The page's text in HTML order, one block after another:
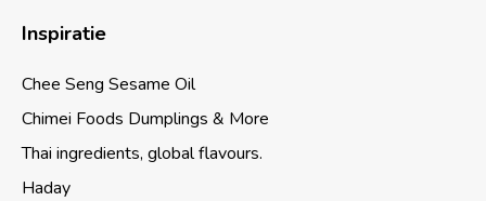
Inspiratie
Chee Seng Sesame Oil
Chimei Foods Dumplings & More
Thai ingredients, global flavours.
Haday